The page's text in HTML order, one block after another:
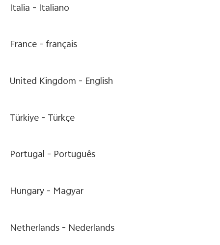
Italia - Italiano
France - français
United Kingdom - English
Türkiye - Türkçe
Portugal - Português
Hungary - Magyar
Netherlands - Nederlands